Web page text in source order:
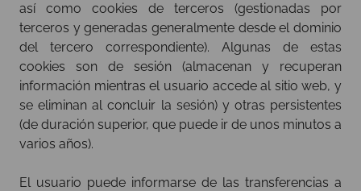
así como cookies de terceros (gestionadas por
terceros y generadas generalmente desde el dominio
del tercero correspondiente). Algunas de estas
cookies son de sesión (almacenan y recuperan
información mientras el usuario accede al sitio web, y
se eliminan al concluir la sesión) y otras persistentes
(de duración superior, que puede ir de unos minutos a
varios años).
El usuario puede informarse de las transferencias a